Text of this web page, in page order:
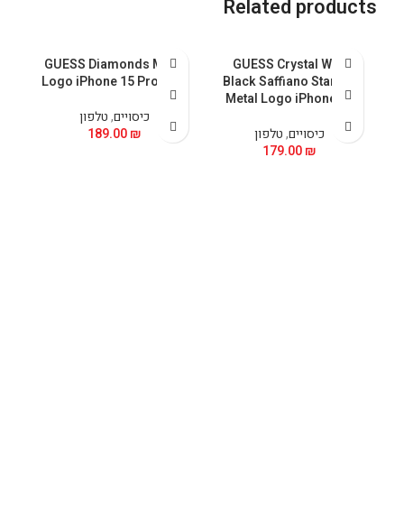
Related products
GUESS Crystal With
Black Saffiano Stand &
Metal Logo iPhone 15
כיסויים,טלפון
179.00₪
GUESS Diamonds Metal
Logo iPhone 15 Pro Pink
כיסויים,טלפון
189.00₪